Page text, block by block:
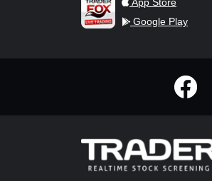
App Store
Google Play
offizielle Social Media-